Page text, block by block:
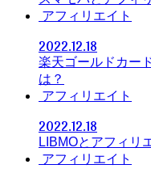
アフィリエイト
2022.12.18
楽天ゴールドカー
は？
アフィリエイト
2022.12.18
LIBMOとアフィリ
アフィリエイト